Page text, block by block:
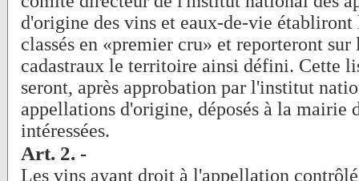
d'origine des vins et eaux-de-vie
classés en «premier cru» et reporteront sur
cadastraux le territoire ainsi défini. Cette
seront, après approbation par l'institut
appellations d'origine, déposés à la mairie
intéressées.
Art. 2. -
Les vins ayant droit à l'appellation